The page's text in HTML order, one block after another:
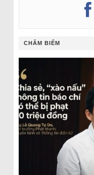
CHÂM BIẾM